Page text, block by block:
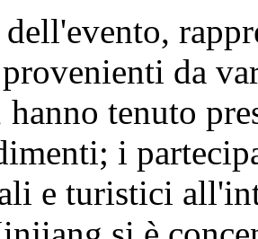
da
tenuto
i
e turistici